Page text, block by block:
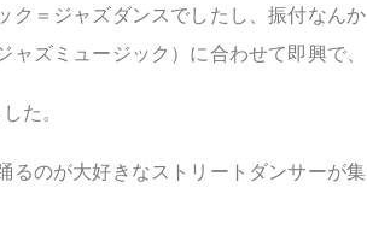
ク＝ジャズダンスでしたし、振付なんか
ズミュージック）に合わせて即興で、
た。
るのが大好きなストリートダンサーが集